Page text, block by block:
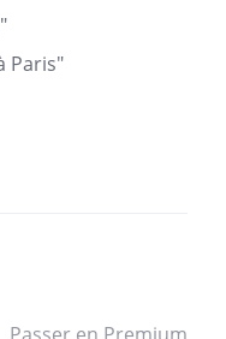
Paris"